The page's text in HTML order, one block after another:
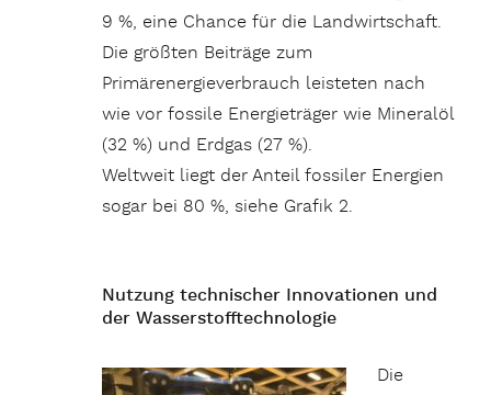
9 %, eine Chance für die Landwirtschaft.
Die größten Beiträge zum
Primärenergieverbrauch leisteten nach
wie vor fossile Energieträger wie Mineralöl
(32 %) und Erdgas (27 %).
Weltweit liegt der Anteil fossiler Energien
sogar bei 80 %, siehe Grafik 2.
Nutzung technischer Innovationen und
der Wasserstofftechnologie
Die